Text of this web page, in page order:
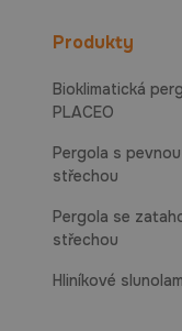
Produkty
Bioklimatická
PLACEO
Pergola s pevnou
střechou
Pergola se
střechou
Hliníkové